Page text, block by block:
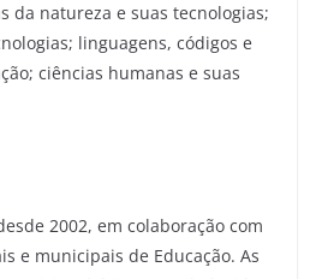
da natureza e suas tecnologias;
linguagens, códigos e
ciências humanas e suas
2002, em colaboração com
e municipais de Educação. As